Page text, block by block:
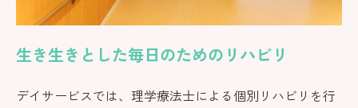
生き生きとした毎日のためのリハビリ
デイサービスでは、理学療法士による個別リハビリを行